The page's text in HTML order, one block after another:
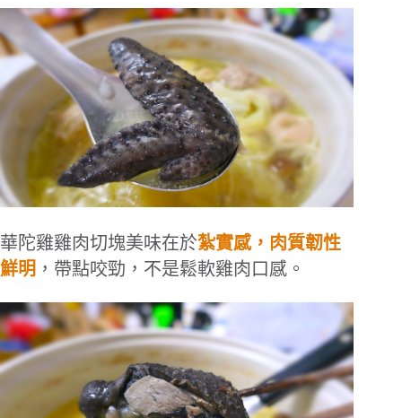
華陀雞雞肉切塊美味在於紮實感，肉質韌性
鮮明 ，帶點咬勁，不是鬆軟雞肉口感。